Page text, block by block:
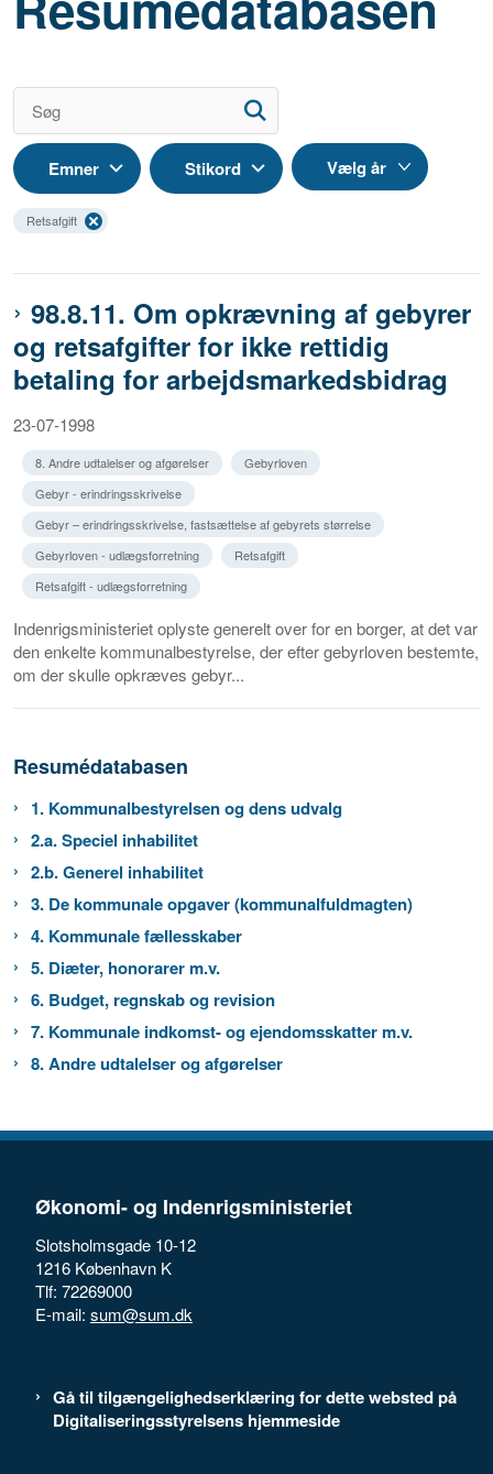
Emner Stikord
Retsafgift
98.8.11. Om opkrævning af gebyrer
og retsafgifter for ikke rettidig
betaling for arbejdsmarkedsbidrag
23-07-1998
8. Andre udtalelser og afgørelser
Gebyrloven
Gebyr - erindringsskrivelse
Gebyr – erindringsskrivelse, fastsættelse af gebyrets størrelse
Gebyrloven - udlægsforretning
Retsafgift
Retsafgift - udlægsforretning
Indenrigsministeriet oplyste generelt over for en borger, at det var
den enkelte kommunalbestyrelse, der efter gebyrloven bestemte,
om der skulle opkræves gebyr...
Resumédatabasen
1. Kommunalbestyrelsen og dens udvalg
2.a. Speciel inhabilitet
2.b. Generel inhabilitet
3. De kommunale opgaver (kommunalfuldmagten)
4. Kommunale fællesskaber
5. Diæter, honorarer m.v.
6. Budget, regnskab og revision
7. Kommunale indkomst- og ejendomsskatter m.v.
8. Andre udtalelser og afgørelser
Økonomi- og Indenrigsministeriet
Slotsholmsgade 10-12
1216 København K
Tlf: 72269000
E-mail: sum@sum.dk
Gå til tilgængelighedserklæring for dette websted på
Digitaliseringsstyrelsens hjemmeside